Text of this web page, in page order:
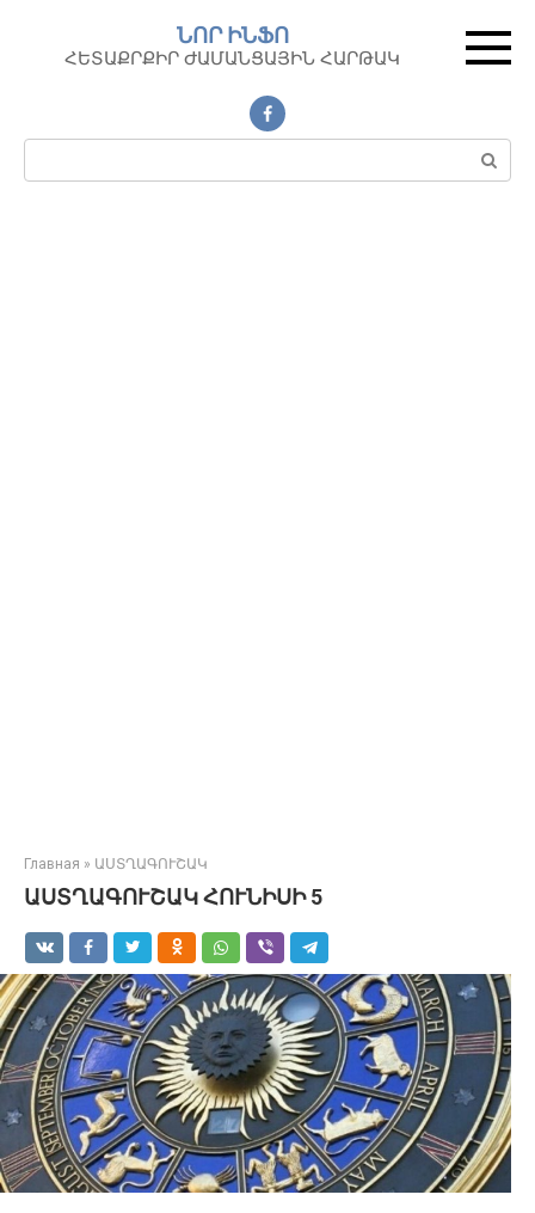
контенту
ՆՈՐ ԻՆՖՈ
ՀԵՏԱՔՐՔԻՐ ԺԱՄԱՆՑԱՅԻՆ ՀԱՐԹԱԿ
Поиск:
Главная » ԱՍՏՂԱԳՈՒՇԱԿ
ԱՍՏՂԱԳՈՒՇԱԿ ՀՈՒՆԻՍԻ 5